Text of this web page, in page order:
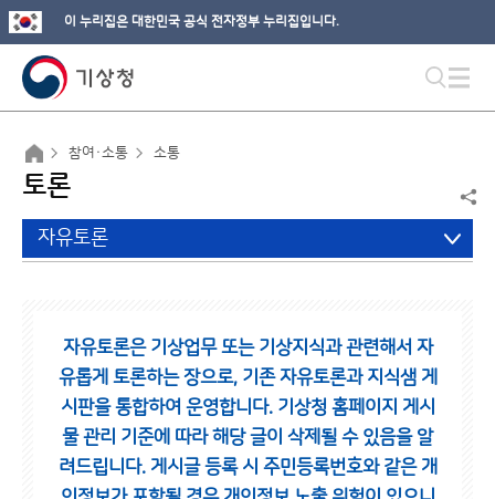
이 누리집은 대한민국 공식 전자정부 누리집입니다.
참여·소통 소통
토론
자유토론
자유토론은 기상업무 또는 기상지식과 관련해서 자
유롭게 토론하는 장으로, 기존 자유토론과 지식샘 게
시판을 통합하여 운영합니다. 기상청 홈페이지 게시
물 관리 기준에 따라 해당 글이 삭제될 수 있음을 알
려드립니다. 게시글 등록 시 주민등록번호와 같은 개